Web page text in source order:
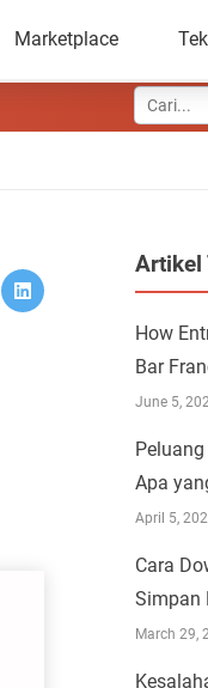
Marketplace
Artikel
How
Bar
June 5,
Apa
April 5,
Cara
Simpan
March 29,